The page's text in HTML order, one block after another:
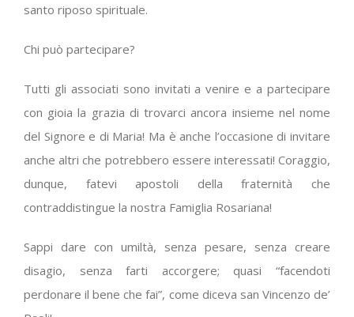
santo riposo spirituale.
Chi può partecipare?
Tutti gli associati sono invitati a venire e a partecipare
con gioia la grazia di trovarci ancora insieme nel nome
del Signore e di Maria! Ma è anche l’occasione di invitare
anche altri che potrebbero essere interessati! Coraggio,
dunque, fatevi apostoli della fraternità che
contraddistingue la nostra Famiglia Rosariana!
Sappi dare con umiltà, senza pesare, senza creare
disagio, senza farti accorgere; quasi “facendoti
perdonare il bene che fai”, come diceva san Vincenzo de’